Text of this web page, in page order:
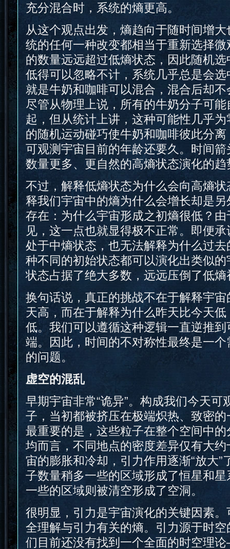
充分混合时，系统的熵更高。
从这个观点出发，熵趋向于随时间增
统的任何一种改变都相当于重新选择
的数量远远超过低熵状态，因此随机
低得可以忽略不计，系统几乎总是会
就是牛奶和咖啡可以混合，混合后却
尽管从物理上说，所有的牛奶分子可
起，但从统计上讲，这种可能性几乎
的随机运动碰巧使牛奶和咖啡彼此分
可观测宇宙目前的年龄还要久。时间
数量更多、更自然的高熵状态演化的趋
不过，解释低熵状态为什么会向高熵
释我们宇宙中的熵为什么会增长却是
存在：为什么宇宙形成之初熵很低？
见，这一点也就显得极不正常。即便
处于中熵状态，也无法解释为什么过
种不同的初始状态都可以演化出类似
状态占据了绝大多数，远远压倒了低熵
换句话说，真正的挑战不在于解释宇
天高，而在于解释为什么昨天比今天
低。我们可以遵循这种逻辑一直逆推
端。因此，时间的不对称性最终是一
的问题。
虚空的混乱
早期宇宙非常“诡异”。构成我们今天可
子，当初都被挤压在极端炽热、致密
最重要的是，这些粒子在整个空间中
均而言，不同地点的密度差异仅有大
宙的膨胀和冷却，引力作用逐渐“放大”
子数量稍多一些的区域形成了恒星和
一些的区域则被清空形成了空洞。
很明显，引力是宇宙演化的关键因素
全理解与引力有关的熵。引力源于时
们目前还没有找到一个全面的时空理